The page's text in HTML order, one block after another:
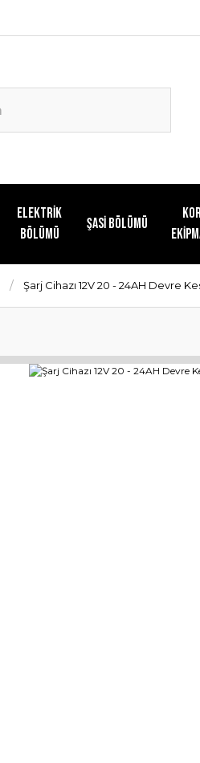
ELEKTRİK
BÖLÜMÜ
ŞASİ BÖLÜMÜ
Şarj Cihazı 12V 20 - 24AH Devre